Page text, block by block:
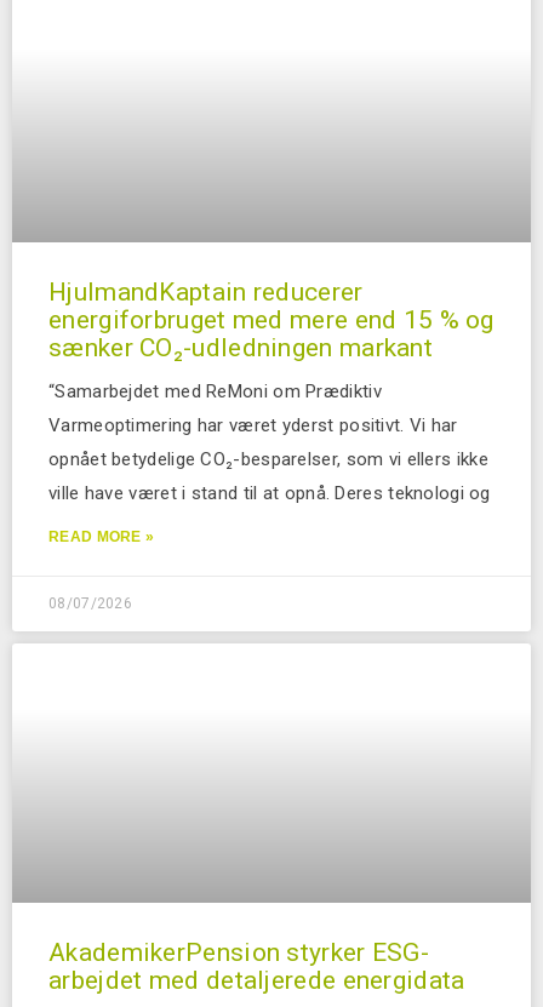
HjulmandKaptain reducerer
energiforbruget med mere end 15 % og
sænker CO₂-udledningen markant
“Samarbejdet med ReMoni om Prædiktiv
Varmeoptimering har været yderst positivt. Vi har
opnået betydelige CO₂-besparelser, som vi ellers ikke
ville have været i stand til at opnå. Deres teknologi og
READ MORE »
08/07/2026
AkademikerPension styrker ESG-
arbejdet med detaljerede energidata